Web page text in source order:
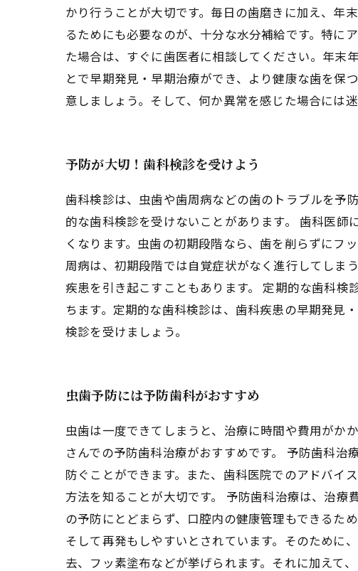
かり行うことが大切です。毎日の歯磨きに加え、年
るためにも必要なのが、十分な水分補給です。特に
た場合は、すぐに歯医者に相談してください。年末
とで早期発見・早期治療ができ、より健康な歯を保
意しましょう。そして、何か異常を感じた場合には
予防が大切！歯科検診を受けよう
歯科検診は、虫歯や歯周病などの歯のトラブルを予
的な歯科検診を受けないことがあります。 歯科医
くなります。虫歯の初期段階なら、歯を削らずにフ
周病は、初期段階では自覚症状がなく進行してしま
疾患を引き起こすこともあります。 定期的な歯科
ちます。定期的な歯科検診は、歯科疾患の早期発見
検診を受けましょう。
虫歯予防には予防歯科がおすすめ
虫歯は一度できてしまうと、治療に時間や費用がか
さんでの予防歯科治療がおすすめです。 予防歯科
防ぐことができます。また、歯科医院でのアドバイ
方法を知ることが大切です。 予防歯科治療は、治
の予防にとどまらず、口腔内の健康管理もできるた
そして再発もしやすいとされています。そのために
去、フッ素塗布などが挙げられます。それに加えて